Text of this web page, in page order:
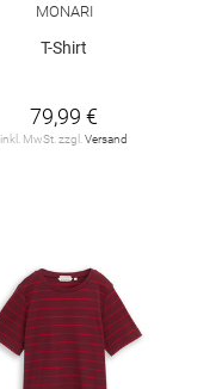
MONARI
T-Shirt
79,99 €
inkl. MwSt. zzgl. Versand